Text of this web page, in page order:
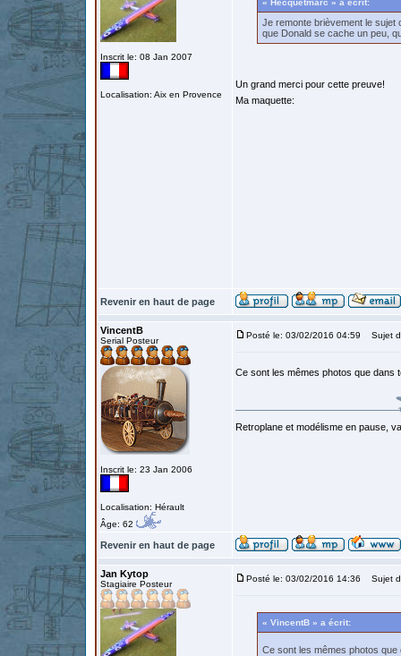
Inscrit le: 08 Jan 2007
Localisation: Aix en Provence
« Hecquetmarc » a écrit:
Je remonte brièvement le sujet
que Donald se cache un peu,
Un grand merci pour cette preuve!
Ma maquette:
Revenir en haut de page
VincentB
Serial Posteur
Inscrit le: 23 Jan 2006
Localisation: Hérault
Âge: 62
Posté le: 03/02/2016 04:59 Sujet
Ce sont les mêmes photos que dans
Retroplane et modélisme en pause,
Revenir en haut de page
Jan Kytop
Stagiaire Posteur
Posté le: 03/02/2016 14:36 Sujet
« VincentB » a écrit:
Ce sont les mêmes photos